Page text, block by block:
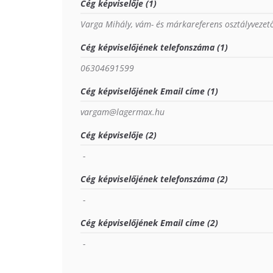
Cég képviselője (1)
Varga Mihály, vám- és márkareferens
Cég képviselőjének telefonszáma (1)
06304691599
Cég képviselőjének Email címe (1)
vargam@lagermax.hu
Cég képviselője (2)
-
Cég képviselőjének telefonszáma (2)
-
Cég képviselőjének Email címe (2)
-